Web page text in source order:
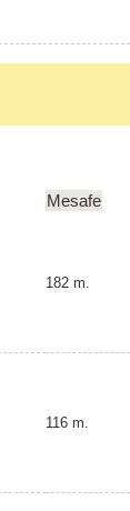
Mesafe
182 m.
116 m.